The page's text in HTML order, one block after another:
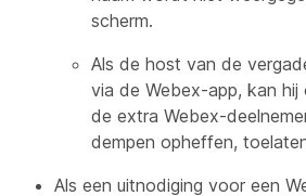
scherm.
Als de host van de
via de Webex-app, kan hij
de extra Webex-
dempen opheffen,
Als een uitnodiging voor een